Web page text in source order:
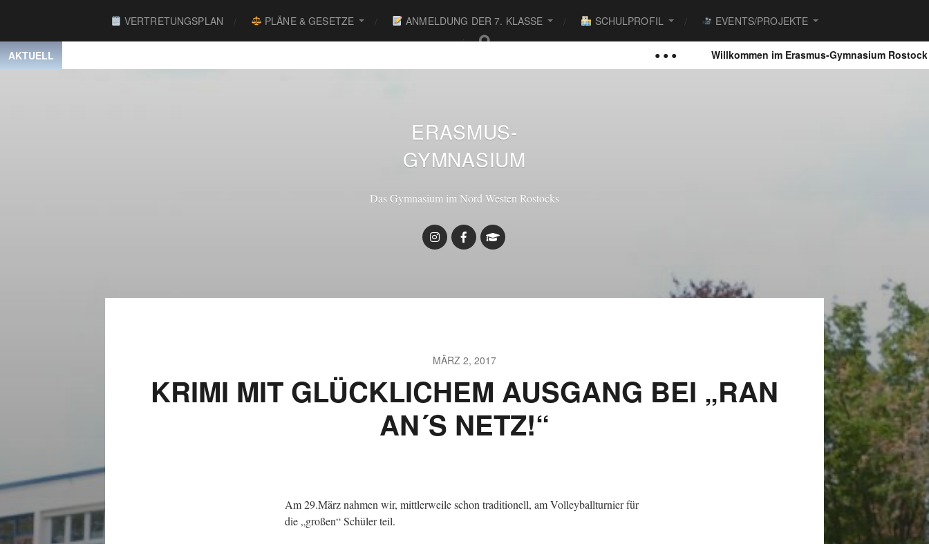
VERTRETUNGSPLAN PLÄNE & GESETZE ANMELDUNG DER 7. KLASSE SCHULPROFIL EVENTS/PROJEKTE
AKTUELL Willkommen im Erasmus-Gymnasium Rostock
ERASMUS-
GYMNASIUM
Das Gymnasium im Nord-Westen Rostocks
MÄRZ 2, 2017
KRIMI MIT GLÜCKLICHEM AUSGANG BEI „RAN
AN´S NETZ!“
Am 29.März nahmen wir, mittlerweile schon traditionell, am Volleyballturnier für
die „großen“ Schüler teil.